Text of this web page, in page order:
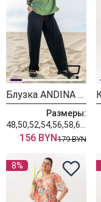
Блузка ANDINA 120
Размеры:
156 BYN179 BYN
8%